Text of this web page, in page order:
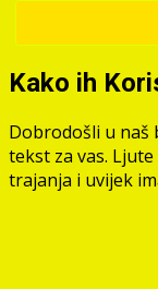
Kako ih
Dobrodošli u naš
tekst za vas.
trajanja i uvijek